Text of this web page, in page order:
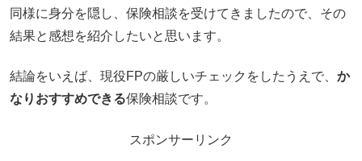
同様に身分を隠し、保険相談を受けてきましたので、その
結果と感想を紹介したいと思います。
結論をいえば、現役FPの厳しいチェックをしたうえで、か
なりおすすめできる保険相談です。
スポンサーリンク